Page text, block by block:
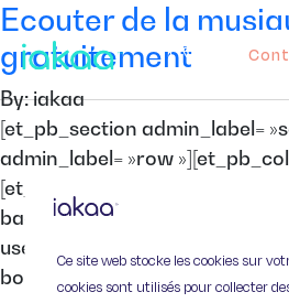
Ce site web stocke les cookies sur
cookies sont utilisés pour collecter
Ecouter de la
gratuitement
By: iakaa
[et_pb_section admin_label=
admin_label= »row
[et_pb_text admin_label= »Texte
background_layout= »light »
use_border_color= »off »
border_style= »solid »]